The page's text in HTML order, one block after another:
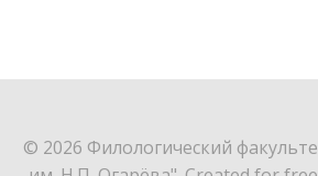
© 2026 Филологический